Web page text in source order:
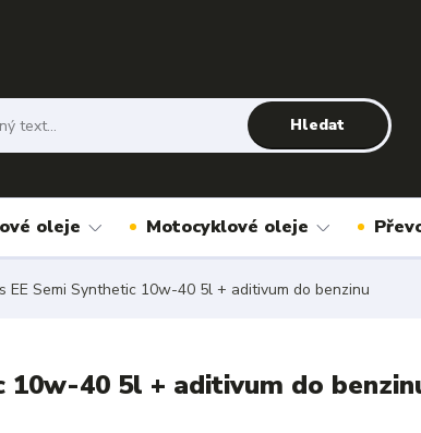
Hledat
oleje Motocyklové oleje
EE Semi Synthetic 10w-40 5l + aditivum do benzinu
40 5l + aditivum do